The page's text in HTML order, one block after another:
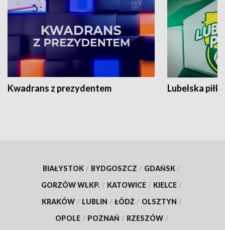
Kwadrans z prezydentem Lubelska piłka
BIAŁYSTOK / BYDGOSZCZ / GDAŃSK /
GORZÓW WLKP. / KATOWICE / KIELCE /
KRAKÓW / LUBLIN / ŁÓDŹ / OLSZTYN /
OPOLE / POZNAŃ / RZESZÓW /